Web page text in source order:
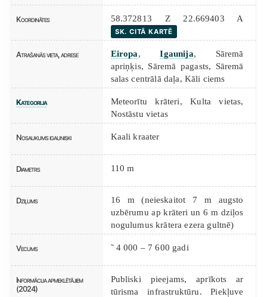
Koordinātes 58.372813 Z 22.669403 A
SK. CITĀ KARTĒ
Atrašanās vieta, adrese Eiropa,Igaunija, Sāremā
apriņķis, Sāremā pagasts, Sāremā
salas centrālā daļa, Kāli ciems
Kategorija Meteorītu krāteri,Kulta vietas,
Nostāstu vietas
Nosaukums igauniski Kaali kraater
Diametrs 110 m
Dziļums
16 m (neieskaitot 7 m augsto
uzbērumu ap krāteri un 6 m dziļos
nogulumus krātera ezera gultnē)
Vecums ˜ 4 000 – 7 600 gadi
Informācija apmeklētājiem
(2024)
Publiski pieejams, aprīkots ar
tūrisma infrastruktūru. Piekļuve